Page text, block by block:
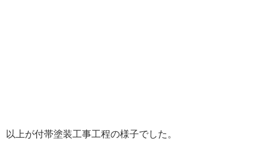
以上が付帯塗装工事工程の様子でした。